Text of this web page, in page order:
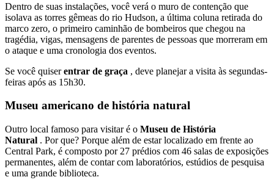
Dentro de suas instalações, você verá o muro de contenção que
isolava as torres gêmeas do rio Hudson, a última coluna retirada do
marco zero, o primeiro caminhão de bombeiros que chegou na
tragédia, vigas, mensagens de parentes de pessoas que morreram em
o ataque e uma cronologia dos eventos.
Se você quiserentrar de graça , deve planejar a visita às segundas-
feiras após as 15h30.
Museu americano de história natural
Outro local famoso para visitar é o Museu de História
Natural . Por que? Porque além de estar localizado em frente ao
Central Park, é composto por 27 prédios com 46 salas de exposições
permanentes, além de contar com laboratórios, estúdios de pesquisa
e uma grande biblioteca.